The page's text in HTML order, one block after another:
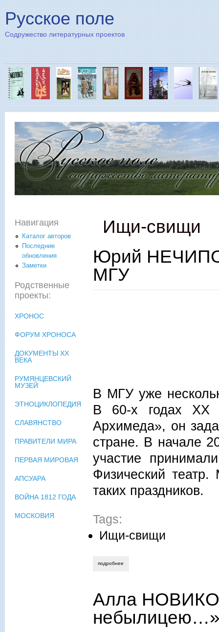
Русское поле
Содружество литературных проектов
Ищи-свищи
Юрий
МГУ
В МГУ уже
В 60-х годах ХХ
Архимеда», он
стране. В начале
участие
Физический
таких праздников.
Tags:
Ищи-свищи
подробнее
Алла
Навигация
Каталог авторов
Последние
обновления
Заметки
Родственные
проекты:
ХРОНОС
ФОРУМ ХРОНОСА
ДОКУМЕНТЫ XX
ВЕКА
РУМЯНЦЕВСКИЙ
МУЗЕЙ
ЭТНОЦИКЛОПЕДИЯ
СЛАВЯНСТВО
ПРАВИТЕЛИ МИРА
ПЕРВАЯ МИРОВАЯ
АПСУАРА
ВОЙНА 1812 ГОДА
МОСКОВИЯ